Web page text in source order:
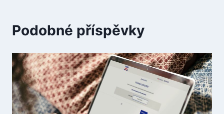
Podobné příspěvky